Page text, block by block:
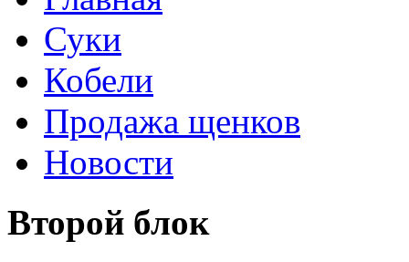
Суки
Кобели
Продажа щенков
Новости
Второй блок